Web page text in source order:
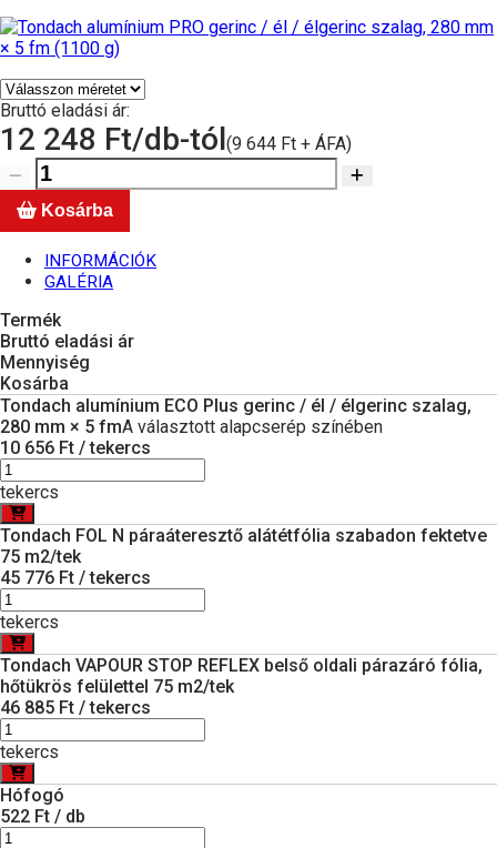
Bruttó eladási ár:
12 248 Ft/db-tól(9 644 Ft + ÁFA)
Kosárba
INFORMÁCIÓK
GALÉRIA
Termék
Bruttó eladási ár
Mennyiség
Kosárba
Tondach alumínium ECO Plus gerinc / él / élgerinc szalag,
280 mm × 5 fmA választott alapcserép színében
10 656 Ft / tekercs
tekercs
Tondach FOL N páraáteresztő alátétfólia szabadon fektetve
75 m2/tek
45 776 Ft / tekercs
tekercs
Tondach VAPOUR STOP REFLEX belső oldali párazáró fólia,
hőtükrös felülettel 75 m2/tek
46 885 Ft / tekercs
tekercs
Hófogó
522 Ft / db